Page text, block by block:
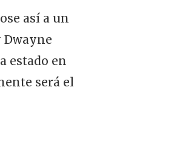
así a un
Dwayne
estado en
será el